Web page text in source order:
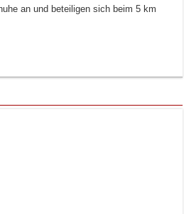
an und beteiligen sich beim 5 km